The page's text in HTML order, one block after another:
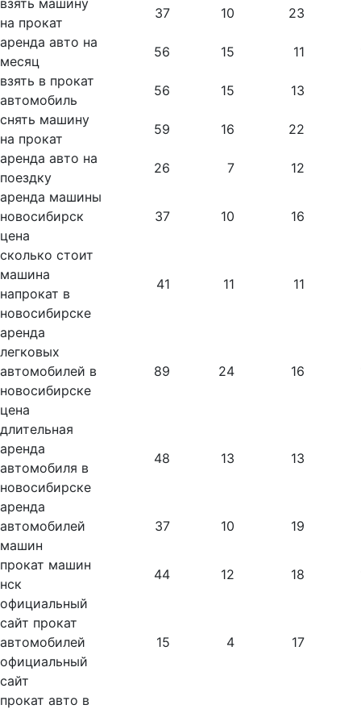
на прокат
37 10
23
аренда авто на
месяц
56 15 11
взять в прокат
автомобиль
56 15
13
снять машину
на прокат
59 16
22
аренда авто на
поездку
26 7
12
аренда машины
новосибирск
цена
37 10 16
сколько стоит
машина
напрокат в
новосибирске
41 11 11
аренда
легковых
автомобилей в
новосибирске
цена
89 24 16
длительная
аренда
автомобиля в
новосибирске
48 13 13
аренда
автомобилей
машин
37 10 19
прокат машин
нск
44 12 18
официальный
сайт прокат
автомобилей
официальный
сайт
15 4 17
прокат авто в